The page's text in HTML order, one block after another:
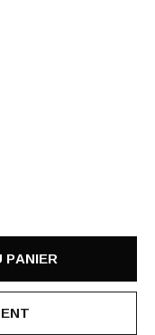
PANIER